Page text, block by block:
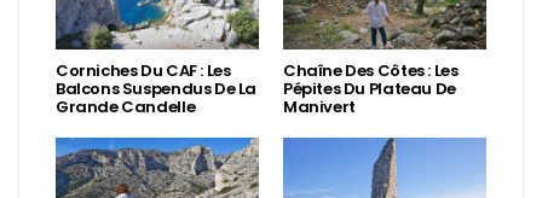
Corniches Du CAF : Les
Balcons Suspendus De La
Grande Candelle
Chaîne Des Côtes : Les
Pépites Du Plateau De
Manivert